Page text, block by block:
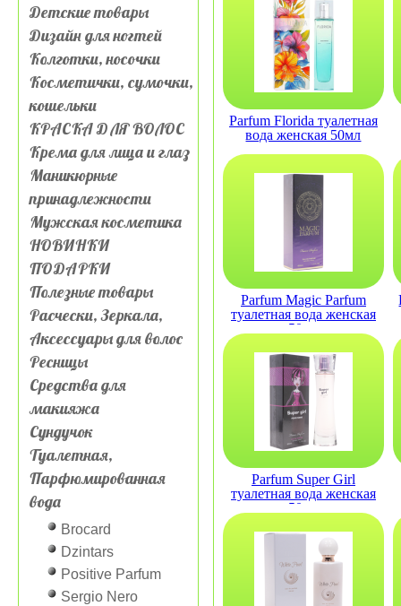
Детские товары
Дизайн для ногтей
Колготки, носочки
Косметички, сумочки,
кошельки
КРАСКА ДЛЯ ВОЛОС
Крема для лица и глаз
Маникюрные
принадлежности
Мужская косметика
НОВИНКИ
ПОДАРКИ
Полезные товары
Расчески, Зеркала,
Аксессуары для волос
Ресницы
Средства для
макияжа
Сундучок
Туалетная,
Парфюмированная
вода
Brocard
Dzintars
Positive Parfum
Sergio Nero
Parfum Florida туалетная
вода женская 50мл
Parfum Magic Parfum
туалетная вода женская
50мл
Parfum Super Girl
туалетная вода женская
50мл